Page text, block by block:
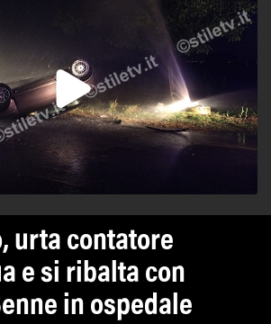
urta contatore
e si ribalta con
in ospedale